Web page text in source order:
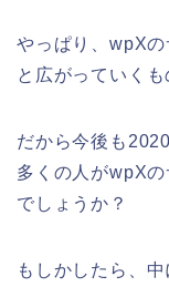
やっぱり、wpX
と広がっていく
だから今後も
多くの人がwpX
でしょうか？
もしかしたら、